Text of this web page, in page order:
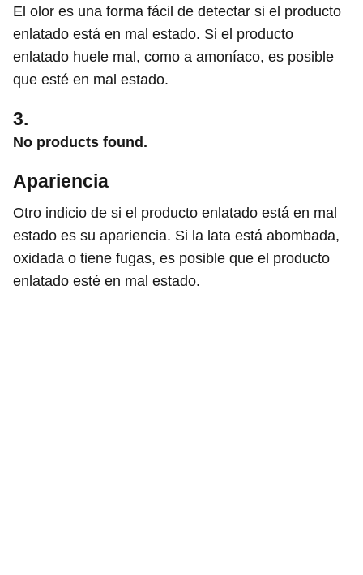
El olor es una forma fácil de detectar si el producto
enlatado está en mal estado. Si el producto
enlatado huele mal, como a amoníaco, es posible
que esté en mal estado.
3.
No products found.
Apariencia
Otro indicio de si el producto enlatado está en mal
estado es su apariencia. Si la lata está abombada,
oxidada o tiene fugas, es posible que el producto
enlatado esté en mal estado.